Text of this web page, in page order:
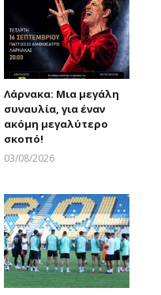
Λάρνακα: Μια μεγάλη
συναυλία, για έναν
ακόμη μεγαλύτερο
σκοπό!
03/08/2026